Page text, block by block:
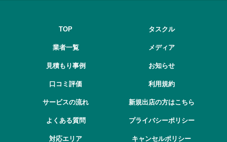
TOP
業者一覧
見積もり事例
口コミ評価
サービスの流れ
よくある質問
対応エリア
タスクル
メディア
お知らせ
利用規約
新規出店の方はこちら
プライバシーポリシー
キャンセルポリシー